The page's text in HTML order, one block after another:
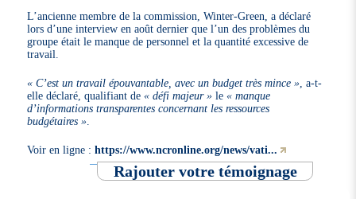
L’ancienne membre de la commission, Winter-Green, a déclaré
lors d’une interview en août dernier que l’un des problèmes du
groupe était le manque de personnel et la quantité excessive de
travail.
« C’est un travail épouvantable, avec un budget très mince » , a-t-
elle déclaré, qualifiant de« défi majeur » le« manque
d’informations transparentes concernant les ressources
budgétaires »
Voir en ligne :https://www.ncronline.org/news/vati...
Rajouter votre témoignage